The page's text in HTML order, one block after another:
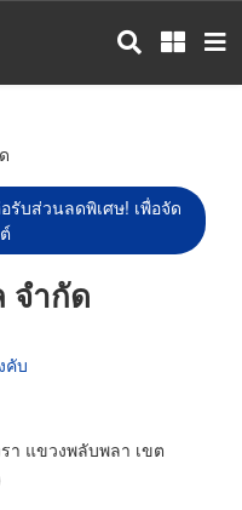
รับส่วนลดพิเศษ! เพื่อจัด
จำกัด
คับ
า แขวงพลับพลา เขต